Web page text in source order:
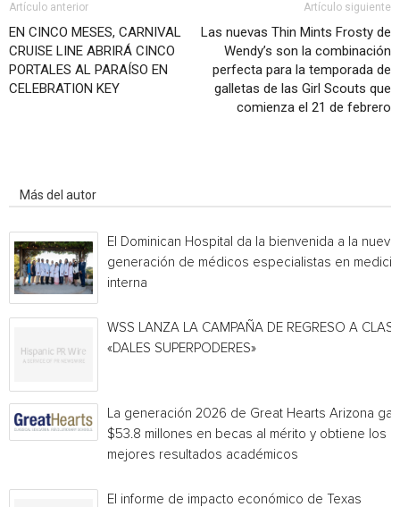
Artículo anterior
EN CINCO MESES, CARNIVAL
CRUISE LINE ABRIRÁ CINCO
PORTALES AL PARAÍSO EN
CELEBRATION KEY
Artículo siguiente
Las nuevas Thin Mints Frosty de
Wendy’s son la combinación
perfecta para la temporada de
galletas de las Girl Scouts que
comienza el 21 de febrero
Más del autor
El Dominican Hospital da la bienvenida a la nueva
generación de médicos especialistas en
interna
WSS LANZA LA CAMPAÑA DE REGRESO A
«DALES SUPERPODERES»
La generación 2026 de Great Hearts Arizona
$53.8 millones en becas al mérito y obtiene los
mejores resultados académicos
El informe de impacto económico de Texas